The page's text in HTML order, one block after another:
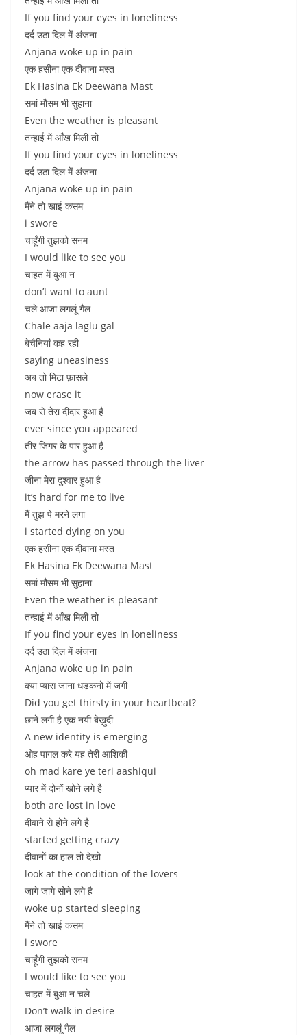
If you find your eyes in loneliness
दर्द उठा दिल में अंजना
Anjana woke up in pain
एक हसीना एक दीवाना मस्त
Ek Hasina Ek Deewana Mast
समां मौसम भी सुहाना
Even the weather is pleasant
तन्हाई में आँख मिली तो
If you find your eyes in loneliness
दर्द उठा दिल में अंजना
Anjana woke up in pain
मैंने तो खाई कसम
i swore
चाहूँगी तुझको सनम
I would like to see you
चाहत में बुआ न
don’t want to aunt
चले आजा लगलूं गैल
Chale aaja laglu gal
बेचैनियां कह रही
saying uneasiness
अब तो मिटा फ़ासले
now erase it
जब से तेरा दीदार हुआ है
ever since you appeared
तीर जिगर के पार हुआ है
the arrow has passed through the liver
जीना मेरा दुश्वार हुआ है
it’s hard for me to live
मैं तुझ पे मरने लगा
i started dying on you
एक हसीना एक दीवाना मस्त
Ek Hasina Ek Deewana Mast
समां मौसम भी सुहाना
Even the weather is pleasant
तन्हाई में आँख मिली तो
If you find your eyes in loneliness
दर्द उठा दिल में अंजना
Anjana woke up in pain
क्या प्यास जाना धड़कनो में जगी
Did you get thirsty in your heartbeat?
छाने लगी है एक नयी बेख़ुदी
A new identity is emerging
ओह पागल करे यह तेरी आशिकी
oh mad kare ye teri aashiqui
प्यार में दोनों खोने लगे है
both are lost in love
दीवाने से होने लगे है
started getting crazy
दीवानों का हाल तो देखो
look at the condition of the lovers
जागे जागे सोने लगे है
woke up started sleeping
मैंने तो खाई कसम
i swore
चाहूँगी तुझको सनम
I would like to see you
चाहत में बुआ न चले
Don’t walk in desire
आजा लगलूं गैल